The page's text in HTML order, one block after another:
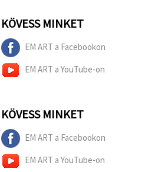
KÖVESS MINKET
EM ART a Facebookon
EM ART a YouTube-on
KÖVESS MINKET
EM ART a Facebookon
EM ART a YouTube-on